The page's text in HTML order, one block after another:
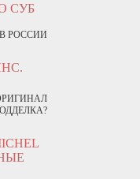
СУБ
РОССИИ